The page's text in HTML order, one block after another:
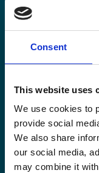
Consent
This website uses
We use cookies to
provide social
We also share
our social media,
may combine it
Suivez nos
matière de
Email
*
Consent
*
Oui, je